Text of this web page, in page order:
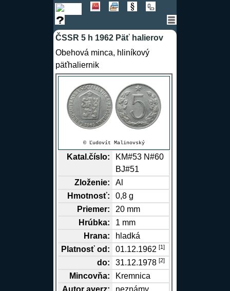
ČSSR 5 h 1962 Päť halierov
Obehová minca, hliníkový
päťhaliernik
© Ľudovít Malinovský
Katal.číslo:
KM#53 N#60
BJ#51
Zloženie:
Al
Hmotnosť:
0,8 g
Priemer:
20 mm
Hrúbka:
1 mm
Hrana:
hladká
Platnosť od:
01.12.1962[1]
do: 31.12.1978[2]
Mincovňa:
Kremnica